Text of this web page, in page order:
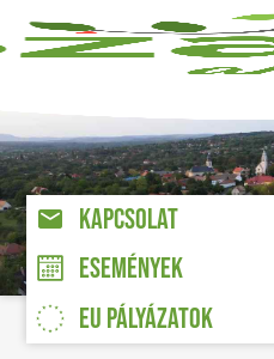
KAPCSOLAT
ESEMÉNYEK
EU PÁLYÁZATOK